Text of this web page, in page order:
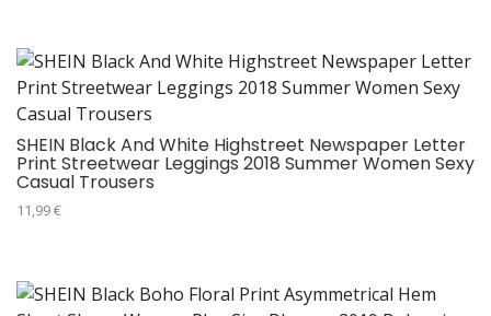
производа.
има
више
варијанти.
Опције
могу
бити
изабране
производа.
SHEIN Black And White Highstreet Newspaper Letter
Print Streetwear Leggings 2018 Summer Women Sexy
Casual Trousers
11,99€
има